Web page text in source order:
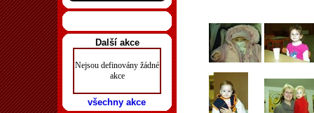
Další akce
Nejsou definovány žádné
akce
všechny akce